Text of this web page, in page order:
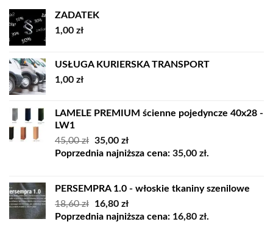
ZADATEK
1,00 zł
USŁUGA KURIERSKA TRANSPORT
1,00 zł
LAMELE PREMIUM ścienne pojedyncze 40x28 -
LW1
45,00zł Pierwotna
cena
35,00 złAktualna
cena
Poprzednia najniższa cena: 35,00 zł.
PERSEMPRA 1.0 - włoskie tkaniny szenilowe
18,60zł
Pierwotna
cena
16,80 złAktualna
cena
Poprzednia najniższa cena: 16,80 zł.